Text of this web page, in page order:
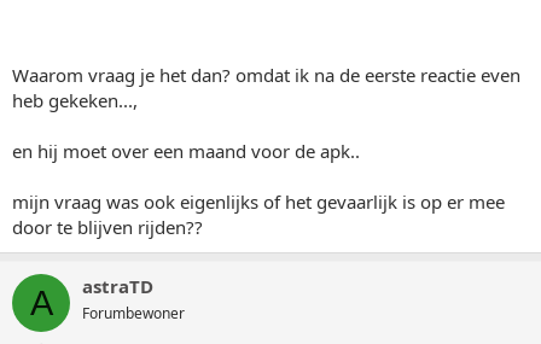
Waarom vraag je het dan? omdat ik na de eerste reactie even
heb gekeken...,
en hij moet over een maand voor de apk..
mijn vraag was ook eigenlijks of het gevaarlijk is op er mee
door te blijven rijden??
A astraTD
Forumbewoner